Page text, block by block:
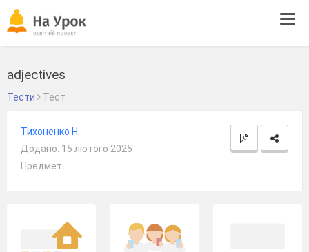
adjectives
Тести Тест
Тихоненко Н.
Додано: 15 лютого 2025
Предмет: